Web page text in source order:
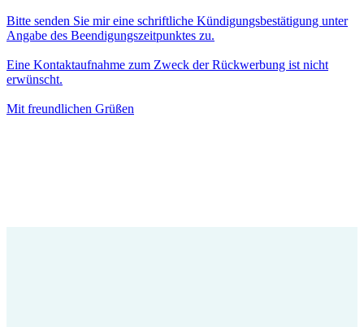
Bitte senden Sie mir eine schriftliche Kündigungsbestätigung unter
Angabe des Beendigungszeitpunktes zu.
Eine Kontaktaufnahme zum Zweck der Rückwerbung ist nicht
erwünscht.
Mit freundlichen Grüßen